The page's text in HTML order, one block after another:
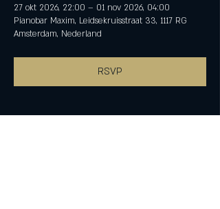
27 okt 2026, 22:00 – 01 nov 2026, 04:00
Pianobar Maxim, Leidsekruisstraat 33, 1117 RG
Amsterdam, Nederland
RSVP